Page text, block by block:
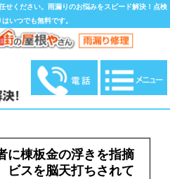
せください。雨漏りのお悩みをスピード解決！点検
いつでも無料です。
に棟板金の浮きを指摘
ビスを脳天打ちされて